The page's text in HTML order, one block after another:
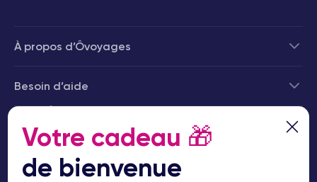
À propos d’Ôvoyages
Besoin d’aide
Votre cadeau 🎁
de bienvenue